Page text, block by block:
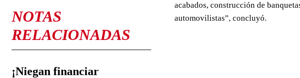
NOTAS
RELACIONADAS
¡Niegan financiar
acabados, construcción de
automovilistas”, concluyó.